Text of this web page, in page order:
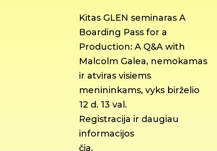
Kitas GLEN seminaras A
Boarding Pass for a
Production: A Q&A with
Malcolm Galea, nemokamas
ir atviras visiems
menininkams, vyks birželio
12 d. 13 val.
Registracija ir daugiau
informacijos
čia.